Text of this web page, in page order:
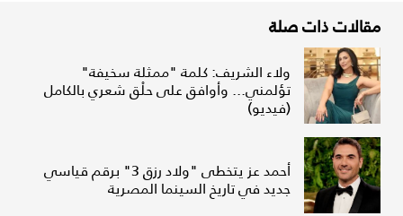
مقالات ذات صلة
ولاء الشريف: كلمة "ممثلة سخيفة"
تؤلمني... وأوافق على حلْق شعري بالكامل
(فيديو)
أحمد عز يتخطى "ولاد رزق 3" برقم قياسي
جديد في تاريخ السينما المصرية